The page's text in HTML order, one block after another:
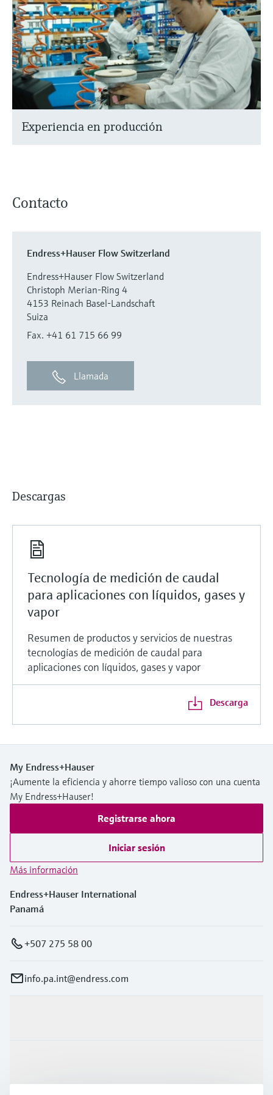
Experiencia en producción
Contacto
Endress+Hauser Flow Switzerland
Endress+Hauser Flow Switzerland
Christoph Merian-Ring 4
4153 Reinach Basel-Landschaft
Suiza
Fax. +41 61 715 66 99
Llamada
Descargas
Tecnología de medición de caudal
para aplicaciones con líquidos, gases y
vapor
Resumen de productos y servicios de nuestras
tecnologías de medición de caudal para
aplicaciones con líquidos, gases y vapor
Descarga
My Endress+Hauser
¡Aumente la eficiencia y ahorre tiempo valioso con una cuenta
My Endress+Hauser!
Registrarse ahora
Iniciar sesión
Más información
Endress+Hauser International
Panamá
+507 275 58 00
info.pa.int@endress.com